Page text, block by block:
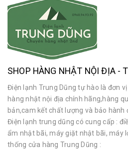
SHOP HÀNG NHẬT NỘI ĐỊA -
Điện lạnh Trung Dũng tự hào là đơn
hàng nhật nội địa chính hãng,hàng
bản,cam kết chất lượng và bảo hành
Điện lạnh trung dũng có cung cấp :
ẩm nhật bãi, máy giặt nhật bãi, máy
thống cửa hàng Trung Dũng :